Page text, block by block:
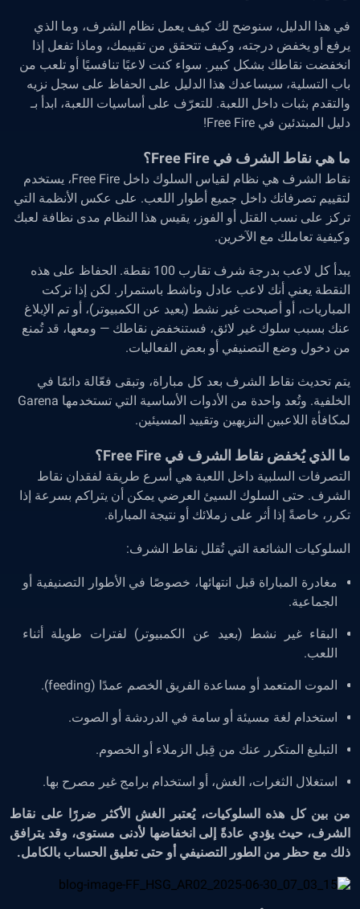
في هذا الدليل، سنوضح لك كيف يعمل نظام الشرف، وما الذي
يرفع أو يخفض درجته، وكيف تتحقق من تقييمك، وماذا تفعل إذا
انخفضت نقاطك بشكل كبير. سواء كنت لاعبًا تنافسيًا أو تلعب من
باب التسلية، سيساعدك هذا الدليل على الحفاظ على سجل نزيه
والتقدم بثبات داخل اللعبة. للتعرّف على أساسيات اللعبة، ابدأ بـ
دليل المبتدئين في Free Fire!
ما هي نقاط الشرف في Free Fire؟
نقاط الشرف هي نظام لقياس السلوك داخل Free Fire، يستخدم
لتقييم تصرفاتك داخل جميع أطوار اللعب. على عكس الأنظمة التي
تركز على نسب القتل أو الفوز، يقيس هذا النظام مدى نظافة لعبك
وكيفية تعاملك مع الآخرين.
يبدأ كل لاعب بدرجة شرف تقارب 100 نقطة. الحفاظ على هذه
النقطة يعني أنك لاعب عادل وناشط باستمرار. لكن إذا تركت
المباريات، أو أصبحت غير نشط (بعيد عن الكمبيوتر)، أو تم الإبلاغ
عنك بسبب سلوك غير لائق، فستنخفض نقاطك — ومعها، قد تُمنع
من دخول وضع التصنيفي أو بعض الفعاليات.
يتم تحديث نقاط الشرف بعد كل مباراة، وتبقى فعّالة دائمًا في
الخلفية. وتُعد واحدة من الأدوات الأساسية التي تستخدمها Garena
لمكافأة اللاعبين النزيهين وتقييد المسيئين.
ما الذي يُخفض نقاط الشرف في Free Fire؟
التصرفات السلبية داخل اللعبة هي أسرع طريقة لفقدان نقاط
الشرف. حتى السلوك السيئ العرضي يمكن أن يتراكم بسرعة إذا
تكرر، خاصةً إذا أثر على زملائك أو نتيجة المباراة.
السلوكيات الشائعة التي تُقلل نقاط الشرف:
مغادرة المباراة قبل انتهائها، خصوصًا في الأطوار التصنيفية أو
الجماعية.
البقاء غير نشط (بعيد عن الكمبيوتر) لفترات طويلة أثناء
اللعب.
الموت المتعمد أو مساعدة الفريق الخصم عمدًا (feeding).
استخدام لغة مسيئة أو سامة في الدردشة أو الصوت.
التبليغ المتكرر عنك من قِبل الزملاء أو الخصوم.
استغلال الثغرات، الغش، أو استخدام برامج غير مصرح بها.
من بين كل هذه السلوكيات، يُعتبر الغش الأكثر ضررًا على نقاط
الشرف، حيث يؤدي عادةً إلى انخفاضها لأدنى مستوى، وقد يترافق
ذلك مع حظر من الطور التصنيفي أو حتى تعليق الحساب بالكامل.